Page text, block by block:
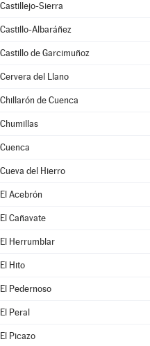
Castillejo-Sierra
Castillo-Albaráñez
Castillo de Garcimuñoz
Cervera del Llano
Chillarón de Cuenca
Chumillas
Cuenca
Cueva del Hierro
El Acebrón
El Cañavate
El Herrumblar
El Hito
El Pedernoso
El Peral
El Picazo